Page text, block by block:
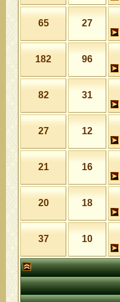
27
65
96
182
31
82
12
27
16
21
18
20
10
37